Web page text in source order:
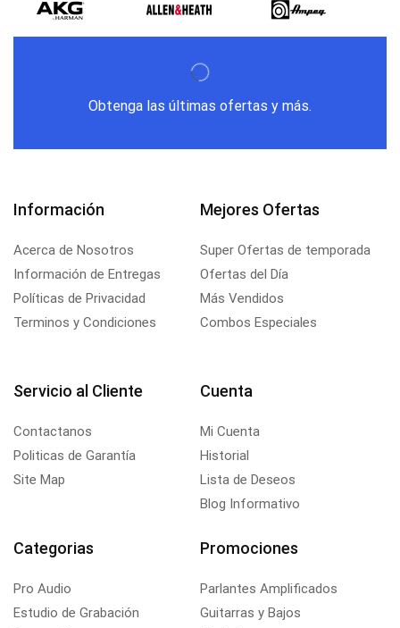
Obtenga las últimas ofertas y más.
Información
Acerca de Nosotros
Información de Entregas
Políticas de Privacidad
Terminos y Condiciones
Mejores Ofertas
Super Ofertas de temporada
Ofertas del Día
Más Vendidos
Combos Especiales
Servicio al Cliente
Contactanos
Politicas de Garantía
Site Map
Cuenta
Mi Cuenta
Historial
Lista de Deseos
Blog Informativo
Categorias
Pro Audio
Estudio de Grabación
Promociones
Parlantes Amplificados
Guitarras y Bajos